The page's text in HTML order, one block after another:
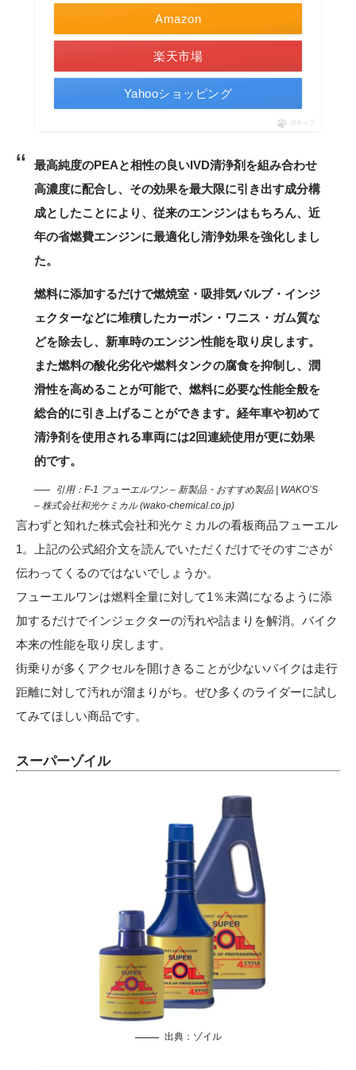
Amazon
楽天市場
Yahooショッピング
ポチップ
最高純度のPEAと相性の良いIVD清浄剤を組み合わせ
高濃度に配合し、その効果を最大限に引き出す成分構
成としたことにより、従来のエンジンはもちろん、近
年の省燃費エンジンに最適化し清浄効果を強化しまし
た。
燃料に添加するだけで燃焼室・吸排気バルブ・インジ
ェクターなどに堆積したカーボン・ワニス・ガム質な
どを除去し、新車時のエンジン性能を取り戻します。
また燃料の酸化劣化や燃料タンクの腐食を抑制し、潤
滑性を高めることが可能で、燃料に必要な性能全般を
総合的に引き上げることができます。経年車や初めて
清浄剤を使用される車両には2回連続使用が更に効果
的です。
引用： F-1 フューエルワン – 新製品・おすすめ製品 | WAKO’S
– 株式会社和光ケミカル (wako-chemical.co.jp)
言わずと知れた株式会社和光ケミカルの看板商品フューエル
1。上記の公式紹介文を読んでいただくだけでそのすごさが
伝わってくるのではないでしょうか。
フューエルワンは燃料全量に対して1％未満になるように添
加するだけでインジェクターの汚れや詰まりを解消。バイク
本来の性能を取り戻します。
街乗りが多くアクセルを開けきることが少ないバイクは走行
距離に対して汚れが溜まりがち。ぜひ多くのライダーに試し
てみてほしい商品です。
スーパーゾイル
出典： ゾイル